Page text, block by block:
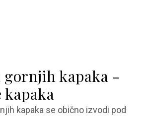
gornjih kapaka -
kapaka
kapaka se obično izvodi pod